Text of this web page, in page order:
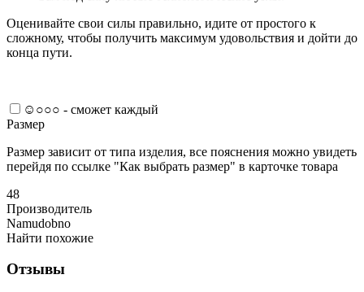
Оценивайте свои силы правильно, идите от простого к
сложному, чтобы получить максимум удовольствия и дойти до
конца пути.
☺○○○ - сможет каждый
Размер
Размер зависит от типа изделия, все пояснения можно увидеть
перейдя по ссылке "Как выбрать размер" в карточке товара
48
Производитель
Namudobno
Найти похожие
Отзывы